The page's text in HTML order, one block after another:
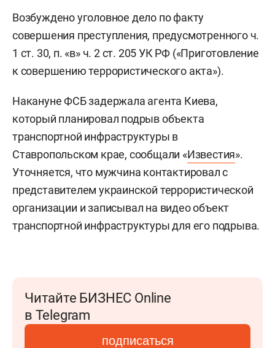
Возбуждено уголовное дело по факту
совершения преступления, предусмотренного ч.
1 ст. 30, п. «в» ч. 2 ст. 205 УК РФ («Приготовление
к совершению террористического акта»).
Накануне ФСБ задержала агента Киева,
который планировал подрыв объекта
транспортной инфраструктуры в
Ставропольском крае, сообщали «Известия».
Уточняется, что мужчина контактировал с
представителем украинской террористической
организации и записывал на видео объект
транспортной инфраструктуры для его подрыва.
Читайте БИЗНЕС Online
в Telegram
подписаться